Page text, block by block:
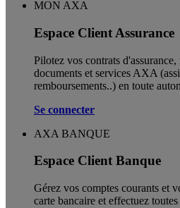
MON AXA
Espace Client Assurance
Pilotez vos contrats
documents et services AXA
remboursements..) en toute
Se connecter
AXA BANQUE
Espace Client Banque
Gérez vos comptes courants et
carte bancaire et effectuez